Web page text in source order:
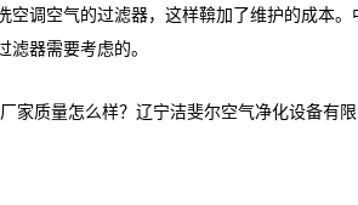
调空气的过滤器，这样鞥加了维护的成
器需要考虑的。
质量怎么样？辽宁洁斐尔空气净化设备